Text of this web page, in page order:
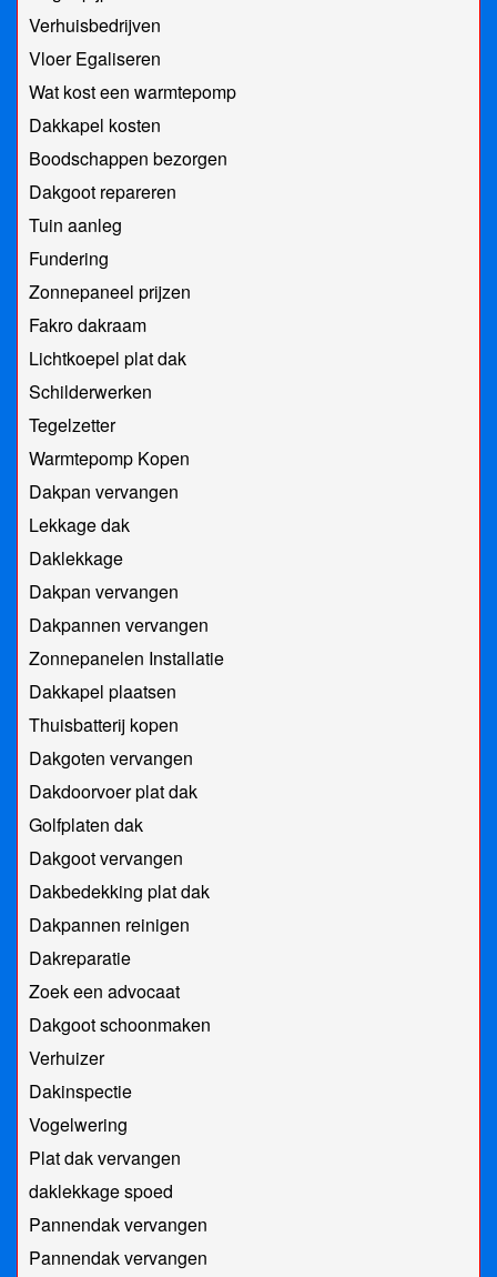
Verhuisbedrijven
Vloer Egaliseren
Wat kost een warmtepomp
Dakkapel kosten
Boodschappen bezorgen
Dakgoot repareren
Tuin aanleg
Fundering
Zonnepaneel prijzen
Fakro dakraam
Lichtkoepel plat dak
Schilderwerken
Tegelzetter
Warmtepomp Kopen
Dakpan vervangen
Lekkage dak
Daklekkage
Dakpan vervangen
Dakpannen vervangen
Zonnepanelen Installatie
Dakkapel plaatsen
Thuisbatterij kopen
Dakgoten vervangen
Dakdoorvoer plat dak
Golfplaten dak
Dakgoot vervangen
Dakbedekking plat dak
Dakpannen reinigen
Dakreparatie
Zoek een advocaat
Dakgoot schoonmaken
Verhuizer
Dakinspectie
Vogelwering
Plat dak vervangen
daklekkage spoed
Pannendak vervangen
Pannendak vervangen